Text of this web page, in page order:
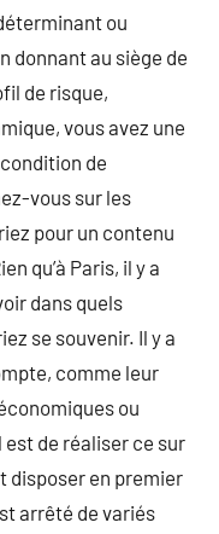
ou
donnant au siège de
de risque,
vous avez une
de
vous sur les
pour un contenu
qu’à Paris, il y a
dans quels
se souvenir. Il y a
comme leur
ou
est de réaliser ce sur
disposer en premier
arrêté de variés